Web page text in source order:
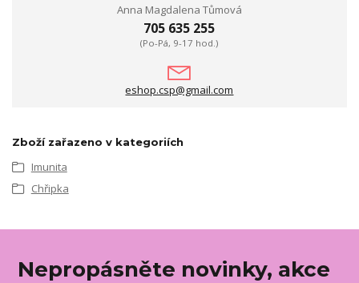
Anna Magdalena Tůmová
705 635 255
(Po-Pá, 9-17 hod.)
eshop.csp@gmail.com
Zboží zařazeno v kategoriích
Imunita
Chřipka
Nepropásněte novinky, akce